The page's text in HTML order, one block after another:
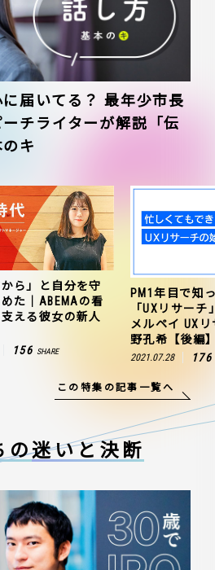
届いてる？ 最年少市長
チライターが解説「伝
キ
から」と自分を守
た｜ABEMAの看
える彼女の新人
156 SHARE
PM1年目で知
「UXリサー
メルペイ UX
野孔希【後編
2021.07.28 176
この特集の記事一覧へ
の迷いと決断